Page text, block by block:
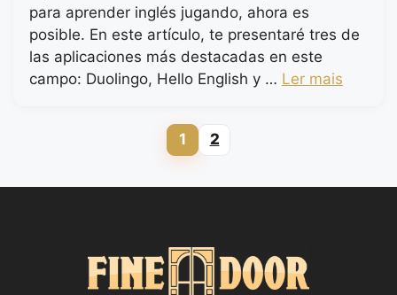
para aprender inglés jugando, ahora es
posible. En este artículo, te presentaré tres de
las aplicaciones más destacadas en este
campo: Duolingo, Hello English y … Ler mais
Page
1 Page
2